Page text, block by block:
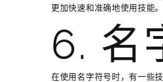
更加快速和准确地使用技能。
6. 名
在使用名字符号时，有一些